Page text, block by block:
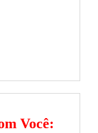
Você: